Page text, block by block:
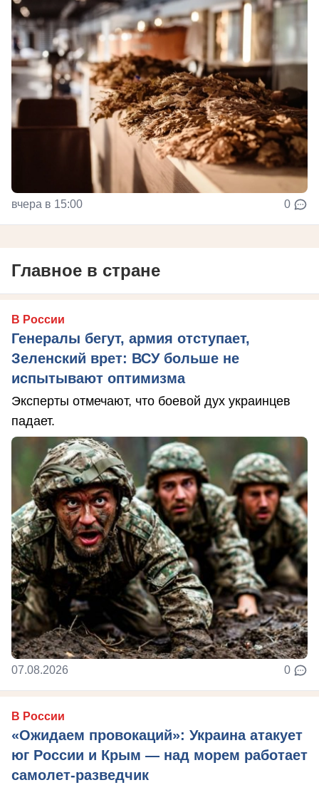
вчера в 15:00 0
Главное в стране
В России
Генералы бегут, армия отступает,
Зеленский врет: ВСУ больше не
испытывают оптимизма
Эксперты отмечают, что боевой дух украинцев
падает.
07.08.2026 0
В России
«Ожидаем провокаций»: Украина атакует
юг России и Крым — над морем работает
самолет-разведчик